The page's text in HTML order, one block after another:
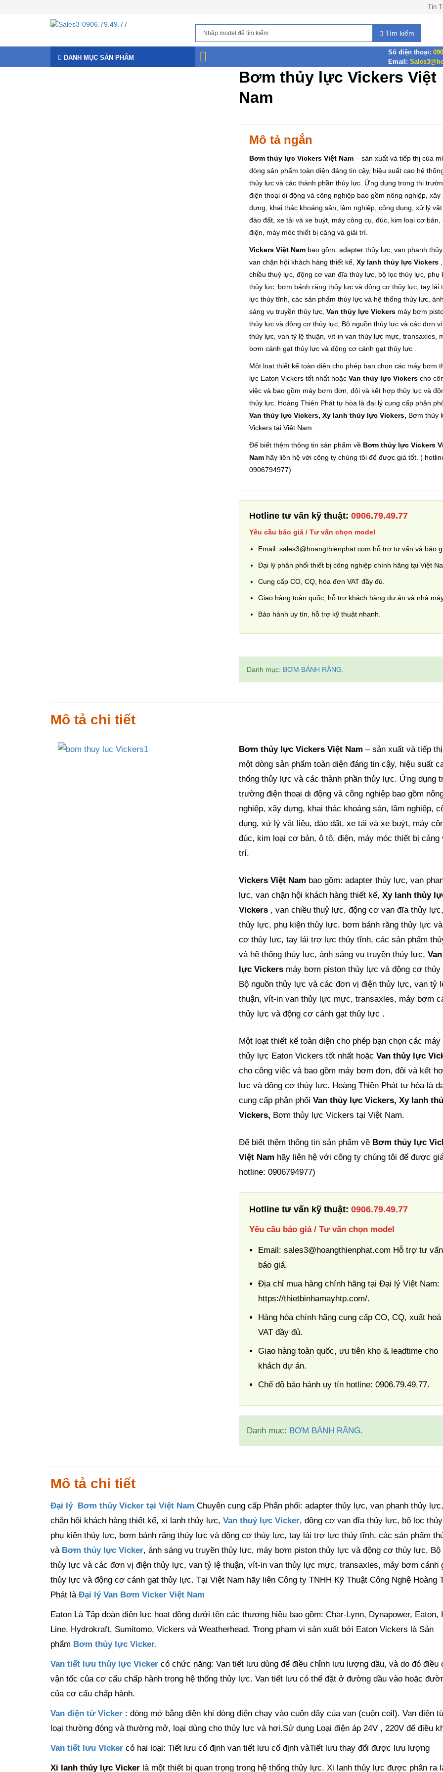
Tin
Tìm kiếm
DANH MỤC SẢN PHẨM
Số điện thoại:
Email:
Bơm thủy lực Vickers Việt
Nam
Mô tả ngắn
Bơm thủy lực Vickers Việt Nam– sản xuất và tiếp thị của
dòng sản phẩm toàn diện đáng tin cậy, hiệu suất cao hệ
thủy lực và các thành phần thủy lực. Ứng dụng trong thị
điện thoại di động và công nghiệp bao gồm nông nghiệp, xây
dựng, khai thác khoáng sản, lâm nghiệp, công dụng, xử lý vật
đào đất, xe tải và xe buýt, máy công cụ, đúc, kim loại cơ bản,
điện, máy móc thiết bị cảng và giải trí.
Vickers Việt Nam bao gồm: adapter thủy lực, van phanh thủy
van chặn hội khách hàng thiết kế,Xy lanh thủy lực Vickers
chiều thuỷ lực, động cơ van đĩa thủy lực, bộ lọc thủy lực, phụ
thủy lực, bơm bánh răng thủy lực và động cơ thủy lực, tay lái
lực thủy tĩnh, các sản phẩm thủy lực và hệ thống thủy lực, ánh
sáng vụ truyền thủy lực,Van thủy lực Vickers máy bơm
thủy lực và động cơ thủy lực, Bộ nguồn thủy lực và các đơn vị
thủy lực, van tỷ lệ thuận, vít-in van thủy lực mực, transaxles,
bơm cánh gạt thủy lực và động cơ cánh gạt thủy lực .
Một loạt thiết kế toàn diện cho phép bạn chọn các máy bơm
lực Eaton Vickers tốt nhất hoặcVan thủy lực Vickers cho
việc và bao gồm máy bơm đơn, đôi và kết hợp thủy lực và
thủy lực. Hoàng Thiên Phát tự hòa là đại lý cung cấp phân
Van thủy lực Vickers, Xy lanh thủy lực Vickers, Bơm thủy
Vickers tại Việt Nam.
Để biết thệm thông tin sản phẩm về Bơm thủy lựcVickers
Nam hãy liên hệ với công ty chúng tôi để được giá tốt. (
0906794977)
Hotline tư vấn kỹ thuật: 0906.79.49.77
Yêu cầu báo giá / Tư vấn chọn model
Email: sales3@hoangthienphat.com hỗ trợ tư vấn và báo
Đại lý phân phối thiết bị công nghiệp chính hãng tại Việt
Cung cấp CO, CQ, hóa đơn VAT đầy đủ.
Giao hàng toàn quốc, hỗ trợ khách hàng dự án và nhà
Bảo hành uy tín, hỗ trợ kỹ thuật nhanh.
Danh mục: BƠM BÁNH RĂNG
Mô tả chi tiết
Bơm thủy lực Vickers Việt Nam– sản xuất và tiếp
một dòng sản phẩm toàn diện đáng tin cậy, hiệu suất
thống thủy lực và các thành phần thủy lực. Ứng dụng
trường điện thoại di động và công nghiệp bao gồm
nghiệp, xây dựng, khai thác khoáng sản, lâm nghiệp,
dụng, xử lý vật liệu, đào đất, xe tải và xe buýt, máy
đúc, kim loại cơ bản, ô tô, điện, máy móc thiết bị cảng
trí.
Vickers Việt Nam bao gồm: adapter thủy lực, van
lực, van chặn hội khách hàng thiết kế,Xy lanh thủy
Vickers , van chiều thuỷ lực, động cơ van đĩa thủy
thủy lực, phụ kiện thủy lực, bơm bánh răng thủy lực
cơ thủy lực, tay lái trợ lực thủy tĩnh, các sản phẩm
và hệ thống thủy lực, ánh sáng vụ truyền thủy lực,
lực Vickers máy bơm piston thủy lực và động cơ thủy
Bộ nguồn thủy lực và các đơn vị điện thủy lực, van tỷ
thuận, vít-in van thủy lực mực, transaxles, máy bơm
thủy lực và động cơ cánh gạt thủy lực .
Một loạt thiết kế toàn diện cho phép bạn chọn các máy
thủy lực Eaton Vickers tốt nhất hoặcVan thủy lực
cho công việc và bao gồm máy bơm đơn, đôi và kết
lực và động cơ thủy lực. Hoàng Thiên Phát tự hòa là
cung cấp phân phốiVan thủy lực Vickers, Xy lanh
Vickers, Bơm thủy lực Vickers tại Việt Nam.
Để biết thệm thông tin sản phẩm về Bơm thủy lực
Việt Nam hãy liên hệ với công ty chúng tôi để được
hotline: 0906794977)
Hotline tư vấn kỹ thuật: 0906.79.49.77
Yêu cầu báo giá / Tư vấn chọn model
Email: sales3@hoangthienphat.com Hỗ trợ tư
báo giá.
Địa chỉ mua hàng chính hãng tại Đại lý Việt Nam:
https://thietbinhamayhtp.com/.
Hàng hóa chính hãng cung cấp CO, CQ, xuất
VAT đầy đủ.
Giao hàng toàn quốc, ưu tiên kho & leadtime cho
khách dự án.
Chế độ bảo hành uy tín hotline: 0906.79.49.77.
Danh mục: BƠM BÁNH RĂNG.
Mô tả chi tiết
Đại lý Bơm thủy Vicker tại Việt Nam Chuyên cung cấp Phân phối: adapter thủy lực, van phanh thủy
chặn hội khách hàng thiết kế, xi lanh thủy lực, Van thuỷ lực Vicker, động cơ van đĩa thủy lực, bộ lọc
phụ kiện thủy lực, bơm bánh răng thủy lực và động cơ thủy lực, tay lái trợ lực thủy tĩnh, các sản phẩm
và Bơm thủy lực Vicker, ánh sáng vụ truyền thủy lực, máy bơm piston thủy lực và động cơ thủy lực, Bộ
thủy lực và các đơn vị điện thủy lực, van tỷ lệ thuận, vít-in van thủy lực mực, transaxles, máy bơm cánh
thủy lực và động cơ cánh gạt thủy lực. Tại Việt Nam hãy liên Công ty TNHH Kỹ Thuật Công Nghệ Hoàng
Phát là Đại lý Van Bơm Vicker Việt Nam
Eaton Là Tập đoàn điện lực hoạt động dưới tên các thương hiệu bao gồm: Char-Lynn, Dynapower, Eaton,
Line, Hydrokraft, Sumitomo, Vickers và Weatherhead. Trong phạm vi sản xuất bởi Eaton Vickers là Sản
phẩm Bơm thủy lực Vicker.
Van tiết lưu thủy lực Vicker có chức năng: Van tiết lưu dùng để điều chỉnh lưu lượng dầu, và do đó điều
vận tốc của cơ cấu chấp hành trong hệ thống thủy lực. Van tiết lưu có thể đặt ở đường dầu vào hoặc
của cơ cấu chấp hành.
Van điện từ Vicker : đóng mở bằng điện khi dòng điện chạy vào cuộn dây của van (cuộn coil). Van điện
loại thường đóng và thường mở, loại dùng cho thủy lực và hơi.Sử dụng Loại điện áp 24V , 220V để điều
Van tiết lưu Vicker có hai loại: Tiết lưu cố định van tiết lưu cố định vàTiết lưu thay đổi được lưu lượng
Xi lanh thủy lực Vicker là một thiết bị quan trọng trong hệ thống thủy lực. Xi lanh thủy lực được phân ra